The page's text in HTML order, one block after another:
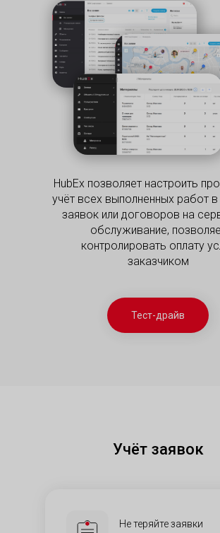
HubEx позволяет настроить
учёт всех выполненных работ
заявок или договоров на
обслуживание,
контролировать оплату
заказчиком
Тест-драйв
Учёт заявок​
Не теряйте заявки